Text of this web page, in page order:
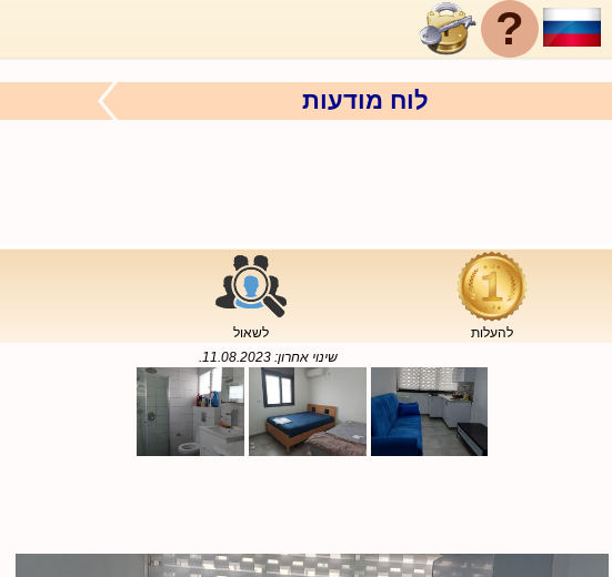
?
לוח מודעות
להעלות לשאול
שינוי אחרון: 11.08.2023
.